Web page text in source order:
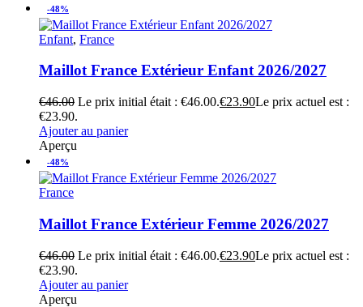
-48%
Enfant, France
Maillot France Extérieur Enfant 2026/2027
€46.00 Le prix initial était : €46.00.€23.90Le prix actuel est :
€23.90.
Ajouter au panier
Aperçu
-48%
France
Maillot France Extérieur Femme 2026/2027
€46.00 Le prix initial était : €46.00.€23.90Le prix actuel est :
€23.90.
Ajouter au panier
Aperçu